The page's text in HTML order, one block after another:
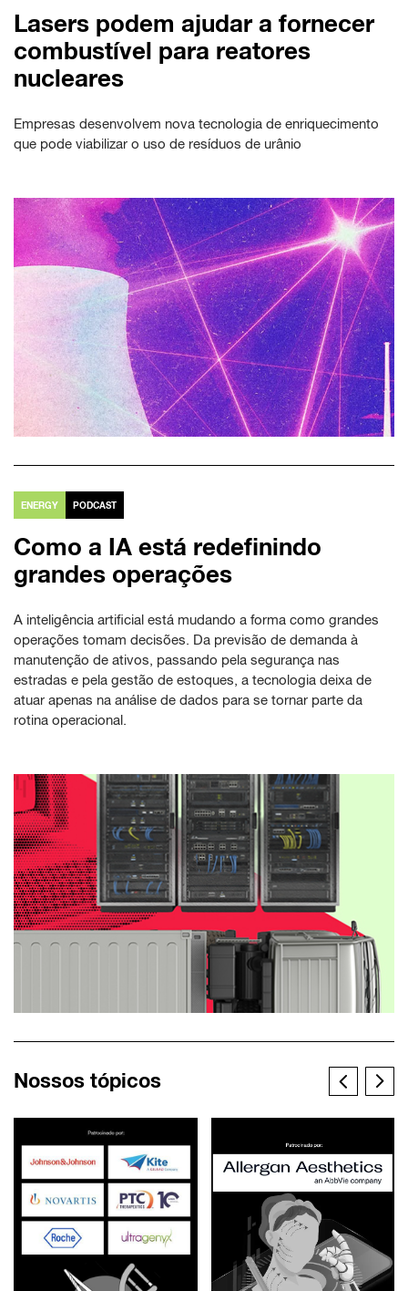
Lasers podem ajudar a fornecer
combustível para reatores
nucleares
Empresas desenvolvem nova tecnologia de enriquecimento
que pode viabilizar o uso de resíduos de urânio
ENERGY PODCAST
Como a IA está redefinindo
grandes operações
A inteligência artificial está mudando a forma como grandes
operações tomam decisões. Da previsão de demanda à
manutenção de ativos, passando pela segurança nas
estradas e pela gestão de estoques, a tecnologia deixa de
atuar apenas na análise de dados para se tornar parte da
rotina operacional.
Nossos tópicos